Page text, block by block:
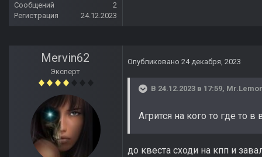
Сообщений
2
Регистрация
24.12.2023
Mervin62
Эксперт
Опубликовано 24 декабря, 2023
В 24.12.2023 в 17:59,
Агрится на кого то где то
до квеста сходи на кпп и